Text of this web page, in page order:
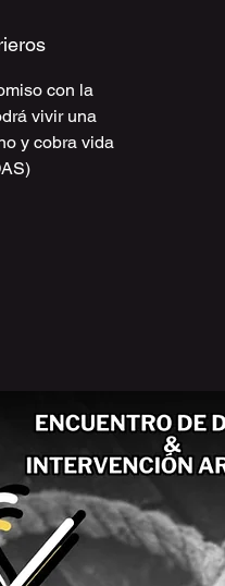
con la
vivir una
y cobra vida